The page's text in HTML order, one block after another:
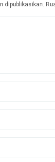
dipublikasikan.